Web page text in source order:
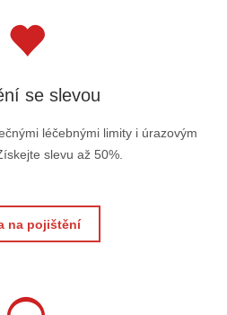
se slevou
léčebnými limity i úrazovým
slevu až 50%.
na pojištění